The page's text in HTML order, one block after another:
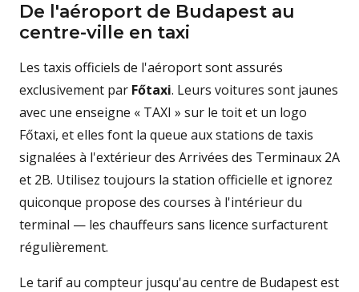
De l'aéroport de Budapest au
centre-ville en taxi
Les taxis officiels de l'aéroport sont assurés
exclusivement par Főtaxi. Leurs voitures sont jaunes
avec une enseigne « TAXI » sur le toit et un logo
Főtaxi, et elles font la queue aux stations de taxis
signalées à l'extérieur des Arrivées des Terminaux 2A
et 2B. Utilisez toujours la station officielle et ignorez
quiconque propose des courses à l'intérieur du
terminal — les chauffeurs sans licence surfacturent
régulièrement.
Le tarif au compteur jusqu'au centre de Budapest est